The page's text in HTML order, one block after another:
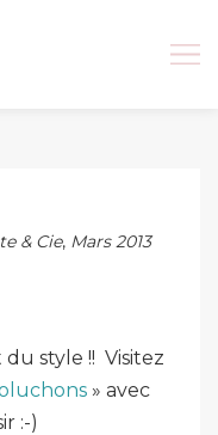
& Cie, Mars 2013
style !! Visitez
» avec
:-)